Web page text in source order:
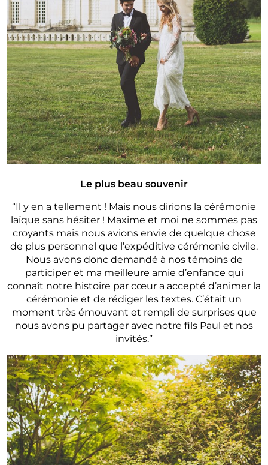
Le plus beau souvenir
“Il y en a tellement ! Mais nous dirions la cérémonie
laïque sans hésiter ! Maxime et moi ne sommes pas
croyants mais nous avions envie de quelque chose
de plus personnel que l’expéditive cérémonie civile.
Nous avons donc demandé à nos témoins de
participer et ma meilleure amie d’enfance qui
connaît notre histoire par cœur a accepté d’animer la
cérémonie et de rédiger les textes. C’était un
moment très émouvant et rempli de surprises que
nous avons pu partager avec notre fils Paul et nos
invités.”